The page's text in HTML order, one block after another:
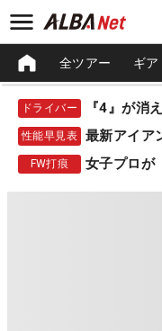
全ツアー ギア
ドライバー
性能早見表 最新アイア
FW打痕 女子プロが